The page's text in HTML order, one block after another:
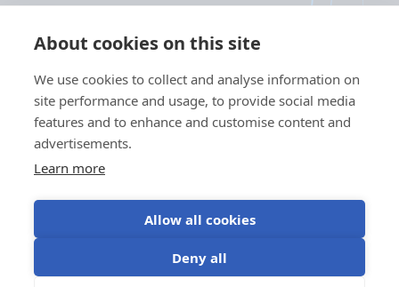
About cookies on this site
We use cookies to collect and analyse information on
site performance and usage, to provide social media
features and to enhance and customise content and
advertisements.
Learn more
Allow all cookies
Deny all
Politica de confidențialitate
Utilizarea modulelor cookieTermeni de utilizare